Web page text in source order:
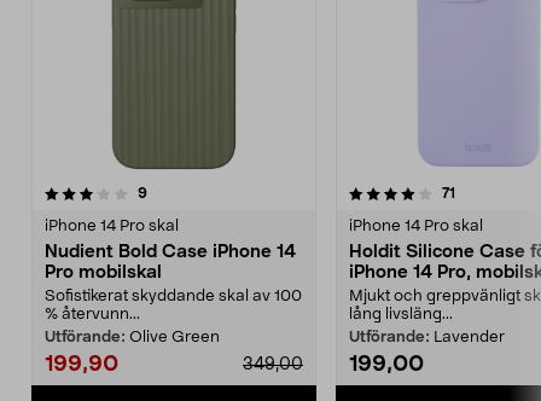
9recensioner
iPhone 14 Pro skal
Nudient Bold Case iPhone 14
Pro mobilskal
Sofistikerat skyddande skal av 100
% återvunn...
Utförande: Olive Green
199,90 349,00
4.0 av 5 stjärnor 71
iPhone 14 Pro skal
Holdit Silicone Case
iPhone 14 Pro,
Mjukt och greppvänligt
lång livsläng...
Utförande: Lavender
199,00
3.5 av 5 stjärnor